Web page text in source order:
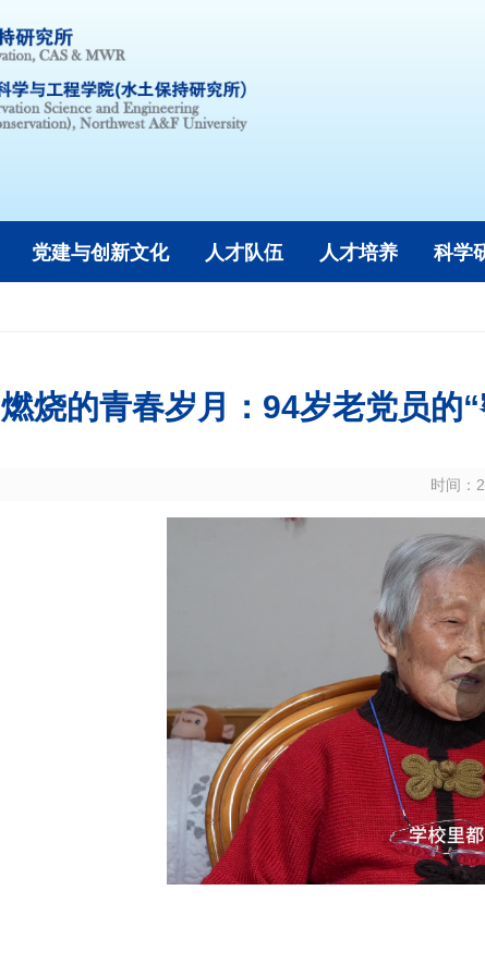
党建与创新文化 人才队伍 人才培养 科学
燃烧的青春岁月：94岁老党员
时间：